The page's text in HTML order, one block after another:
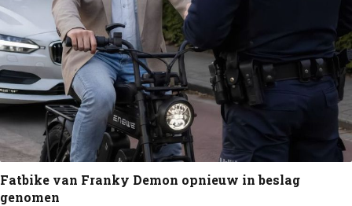
Fatbike van Franky Demon opnieuw in beslag
genomen